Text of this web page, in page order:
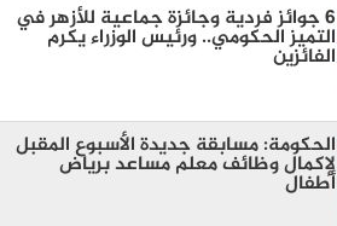
6 جوائز فردية وجائزة جماعية للأزهر في
التميز الحكومي.. ورئيس الوزراء يكرم
الفائزين
الحكومة: مسابقة جديدة الأسبوع المقبل
لإكمال وظائف معلم مساعد برياض
أطفال